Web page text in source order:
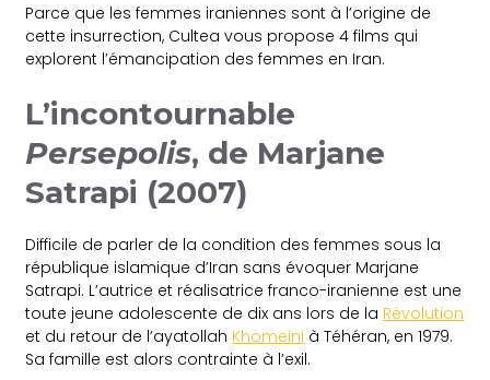
Parce que les femmes iraniennes sont à l’origine de
cette insurrection, Cultea vous propose 4 films qui
explorent l’émancipation des femmes en Iran.
L’incontournable
Persepolis, de Marjane
Satrapi (2007)
Difficile de parler de la condition des femmes sous la
république islamique d’Iran sans évoquer Marjane
Satrapi. L’autrice et réalisatrice franco-iranienne est une
toute jeune adolescente de dix ans lors de la Révolution
et du retour de l’ayatollah Khomeini à Téhéran, en 1979.
Sa famille est alors contrainte à l’exil.